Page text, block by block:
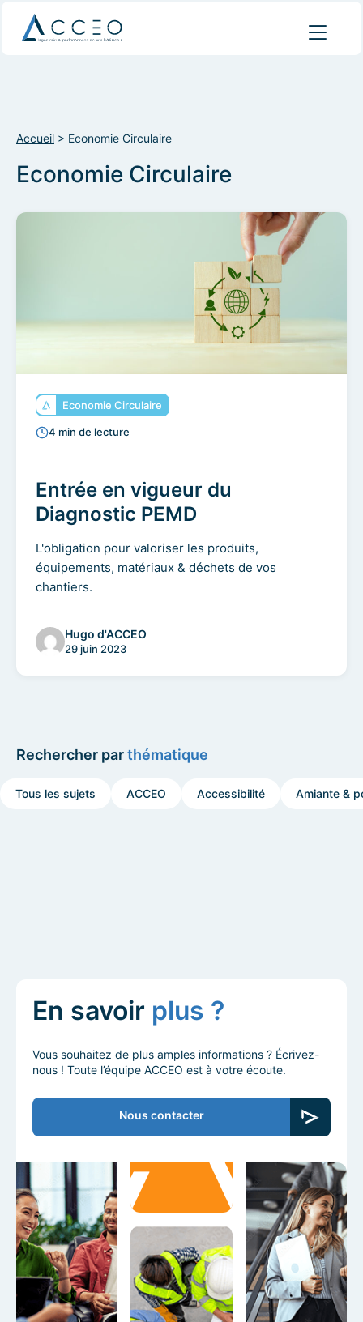
Accueil > Economie Circulaire
Economie Circulaire
Economie Circulaire
4 min de lecture
Entrée en vigueur du
Diagnostic PEMD
L'obligation pour valoriser les produits,
équipements, matériaux & déchets de vos
chantiers.
Hugo d'ACCEO
29 juin 2023
Rechercher parthématique
Tous les sujets ACCEO Accessibilité Amiante &
En savoir plus ?
Vous souhaitez de plus amples informations ? Écrivez-
nous ! Toute l’équipe ACCEO est à votre écoute.
Nous contacter